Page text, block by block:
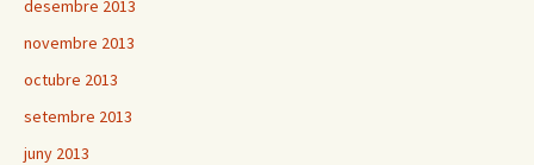
desembre 2013
novembre 2013
octubre 2013
setembre 2013
juny 2013